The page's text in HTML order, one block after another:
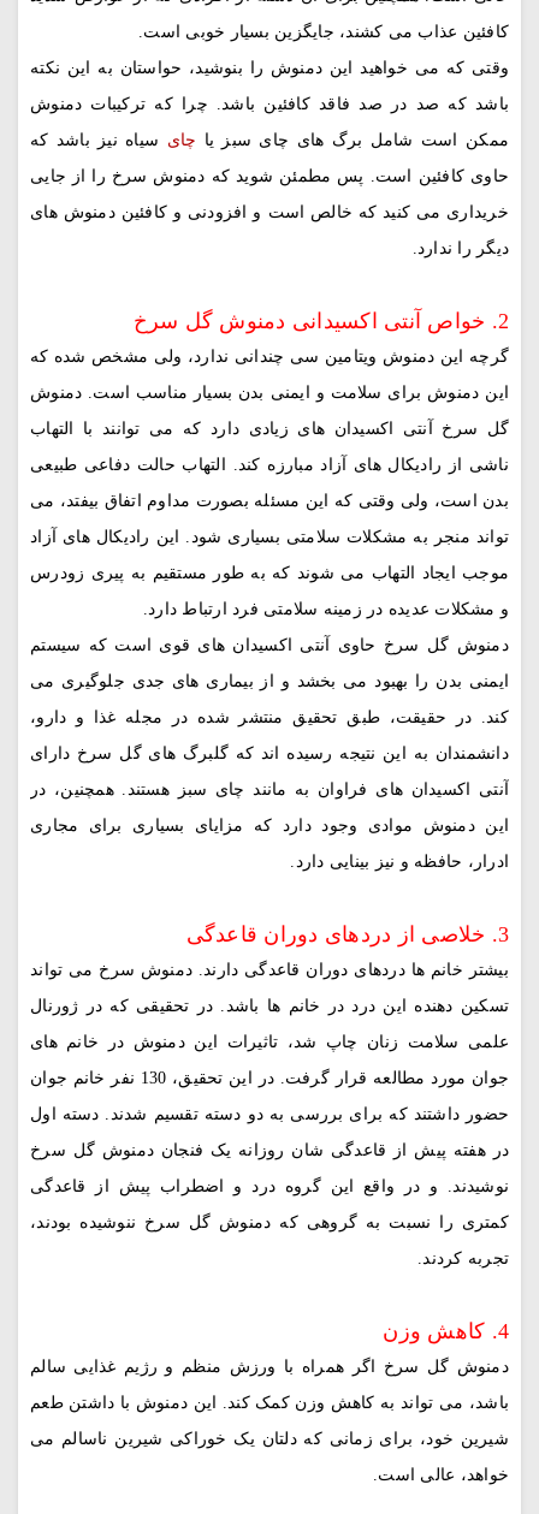
کافئین عذاب می کشند، جایگزین بسیار خوبی است.
وقتی که می خواهید این دمنوش را بنوشید، حواستان به این نکته
باشد که صد در صد فاقد کافئین باشد. چرا که ترکیبات دمنوش
ممکن است شامل برگ های چای سبز یا چای سیاه نیز باشد که
حاوی کافئین است. پس مطمئن شوید که دمنوش سرخ را از جایی
خریداری می کنید که خالص است و افزودنی و کافئین دمنوش های
دیگر را ندارد.
2. خواص آنتی اکسیدانی دمنوش گل سرخ
گرچه این دمنوش ویتامین سی چندانی ندارد، ولی مشخص شده که
این دمنوش برای سلامت و ایمنی بدن بسیار مناسب است. دمنوش
گل سرخ آنتی اکسیدان های زیادی دارد که می توانند با التهاب
ناشی از رادیکال های آزاد مبارزه کند. التهاب حالت دفاعی طبیعی
بدن است، ولی وقتی که این مسئله بصورت مداوم اتفاق بیفتد، می
تواند منجر به مشکلات سلامتی بسیاری شود. این رادیکال های آزاد
موجب ایجاد التهاب می شوند که به طور مستقیم به پیری زودرس
و مشکلات عدیده در زمینه سلامتی فرد ارتباط دارد.
دمنوش گل سرخ حاوی آنتی اکسیدان های قوی است که سیستم
ایمنی بدن را بهبود می بخشد و از بیماری های جدی جلوگیری می
کند. در حقیقت، طبق تحقیق منتشر شده در مجله غذا و دارو،
دانشمندان به این نتیجه رسیده اند که گلبرگ های گل سرخ دارای
آنتی اکسیدان های فراوان به مانند چای سبز هستند. همچنین، در
این دمنوش موادی وجود دارد که مزایای بسیاری برای مجاری
ادرار، حافظه و نیز بینایی دارد.
3. خلاصی از دردهای دوران قاعدگی
بیشتر خانم ها دردهای دوران قاعدگی دارند. دمنوش سرخ می تواند
تسکین دهنده این درد در خانم ها باشد. در تحقیقی که در ژورنال
علمی سلامت زنان چاپ شد، تاثیرات این دمنوش در خانم های
جوان مورد مطالعه قرار گرفت. در این تحقیق، 130 نفر خانم جوان
حضور داشتند که برای بررسی به دو دسته تقسیم شدند. دسته اول
در هفته پیش از قاعدگی شان روزانه یک فنجان دمنوش گل سرخ
نوشیدند. و در واقع این گروه درد و اضطراب پیش از قاعدگی
کمتری را نسبت به گروهی که دمنوش گل سرخ ننوشیده بودند،
تجربه کردند.
4. کاهش وزن
دمنوش گل سرخ اگر همراه با ورزش منظم و رژیم غذایی سالم
باشد، می تواند به کاهش وزن کمک کند. این دمنوش با داشتن طعم
شیرین خود، برای زمانی که دلتان یک خوراکی شیرین ناسالم می
خواهد، عالی است.